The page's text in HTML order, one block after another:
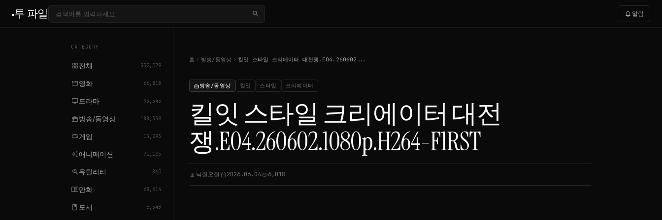
투 파일 search notifications 알림
CATEGORY
grid_view전체 532,079
movie영화 66,818
tv 드라마 93,543
radio방송/동영상 188,339
sports_esports게임 15,293
auto_awesome애니메이션 71,105
build유틸리티 860
menu_book만화 68,614
book 도서 6,548
홈 chevron_right 방송/동영상 chevron_right 킬잇 스타일 크리에이터 대전쟁.E04.260602...
radio방송/동영상 킬잇 스타일 크리에이터
킬잇 스타일 크리에이터 대전
쟁.E04.260602.1080p.H264-F1RST
person 닉칠오칠 calendar_today2026.06.04visibility6,018